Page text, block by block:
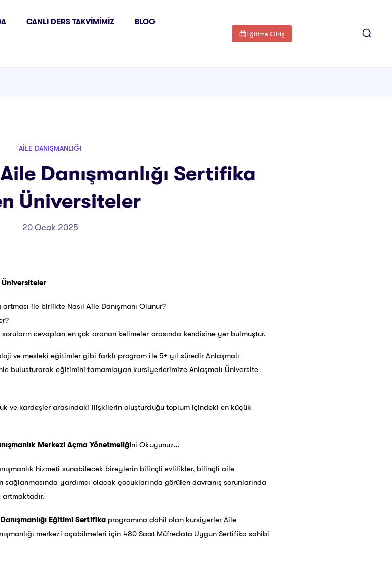
CANLI DERS TAKVIMIMIZ BLOG
Eğitime Giriş
AILE DANIŞMANLIĞI
Danışmanlığı Sertifika
Üniversiteler
20 Ocak 2025
Üniversiteler
ile birlikte Nasıl Aile Danışmanı Olunur?
cevapları en çok aranan kelimeler arasında kendisine yer bulmuştur.
ve mesleki eğitimler gibi farklı program ile 5+ yıl süredir Anlaşmalı
bulusturarak eğitimini tamamlayan kursiyerlerimize Anlaşmalı Üniversite
ve kardeşler arasındaki ilişkilerin oluşturduğu toplum içindeki en küçük
Merkezi Açma Yönetmeliğini Okuyunuz…
hizmeti sunabilecek bireylerin bilinçli evlilikler, bilinçli aile
yardımcı olacak çocuklarında görülen davranış sorunlarında
Eğitimi Sertifika programına dahil olan kursiyerler Aile
merkezi açabilmeleri için 480 Saat Müfredata Uygun Sertifika sahibi